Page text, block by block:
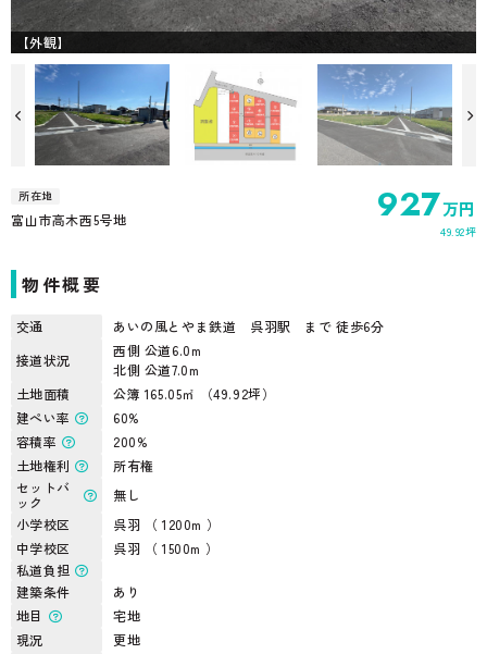
【外観】
所在地
富山市高木西5号地 927万円
49.92坪
物件概要
交通
あいの風とやま鉄道 呉羽駅 まで 徒歩6分
接道状況
西側 公道6.0m
北側 公道7.0m
土地面積
公簿 165.05㎡ （49.92坪）
建ぺい率
60%
容積率
200%
土地権利
所有権
セットバ
ック
無し
小学校区
呉羽 （ 1200m ）
中学校区
呉羽 （ 1500m ）
私道負担
建築条件
あり
地目
宅地
現況
更地